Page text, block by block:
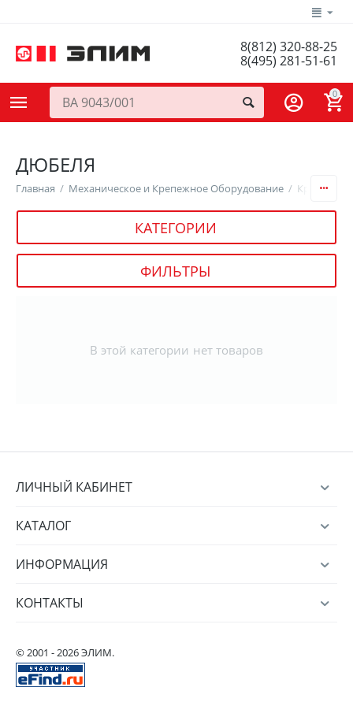
8(812) 320-88-25
8(495) 281-51-61
0
ДЮБЕЛЯ
Главная / Механическое и Крепежное Оборудование /
КАТЕГОРИИ
ФИЛЬТРЫ
В этой категории нет товаров
ЛИЧНЫЙ КАБИНЕТ
КАТАЛОГ
ИНФОРМАЦИЯ
КОНТАКТЫ
© 2001 - 2026 ЭЛИМ.